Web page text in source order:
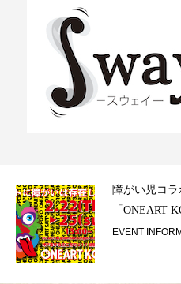
障がい児コ
「ONEART
EVENT